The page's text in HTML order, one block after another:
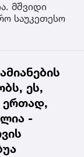
მშვიდი
საუკეთესო
ეს,
ერთად,
-